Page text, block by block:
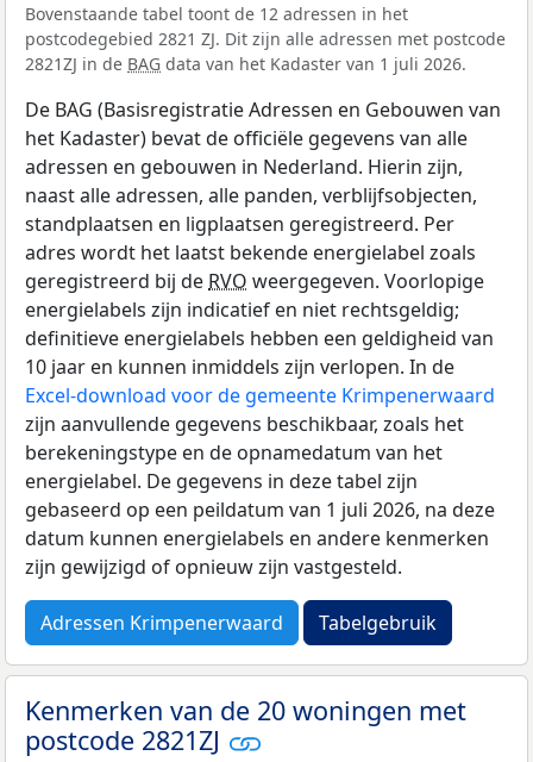
Bovenstaande tabel toont de 12 adressen in het
postcodegebied 2821 ZJ. Dit zijn alle adressen met postcode
2821ZJ in de BAG data van het Kadaster van 1 juli 2026.
De BAG (Basisregistratie Adressen en Gebouwen van
het Kadaster) bevat de officiële gegevens van alle
adressen en gebouwen in Nederland. Hierin zijn,
naast alle adressen, alle panden, verblijfsobjecten,
standplaatsen en ligplaatsen geregistreerd. Per
adres wordt het laatst bekende energielabel zoals
geregistreerd bij de RVO weergegeven. Voorlopige
energielabels zijn indicatief en niet rechtsgeldig;
definitieve energielabels hebben een geldigheid van
10 jaar en kunnen inmiddels zijn verlopen. In de
Excel-download voor de gemeente Krimpenerwaard
zijn aanvullende gegevens beschikbaar, zoals het
berekeningstype en de opnamedatum van het
energielabel. De gegevens in deze tabel zijn
gebaseerd op een peildatum van 1 juli 2026, na deze
datum kunnen energielabels en andere kenmerken
zijn gewijzigd of opnieuw zijn vastgesteld.
Adressen Krimpenerwaard Tabelgebruik
Kenmerken van de 20 woningen met
postcode 2821ZJ